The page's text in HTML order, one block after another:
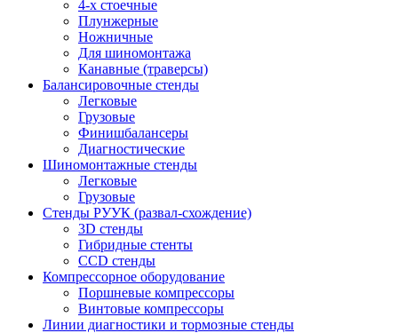
4-х стоечные
Плунжерные
Ножничные
Для шиномонтажа
Канавные (траверсы)
Балансировочные стенды
Легковые
Грузовые
Финишбалансеры
Диагностические
Шиномонтажные стенды
Легковые
Грузовые
Стенды РУУК (развал-схождение)
3D стенды
Гибридные стенты
CCD стенды
Компрессорное оборудование
Поршневые компрессоры
Винтовые компрессоры
Линии диагностики и тормозные стенды